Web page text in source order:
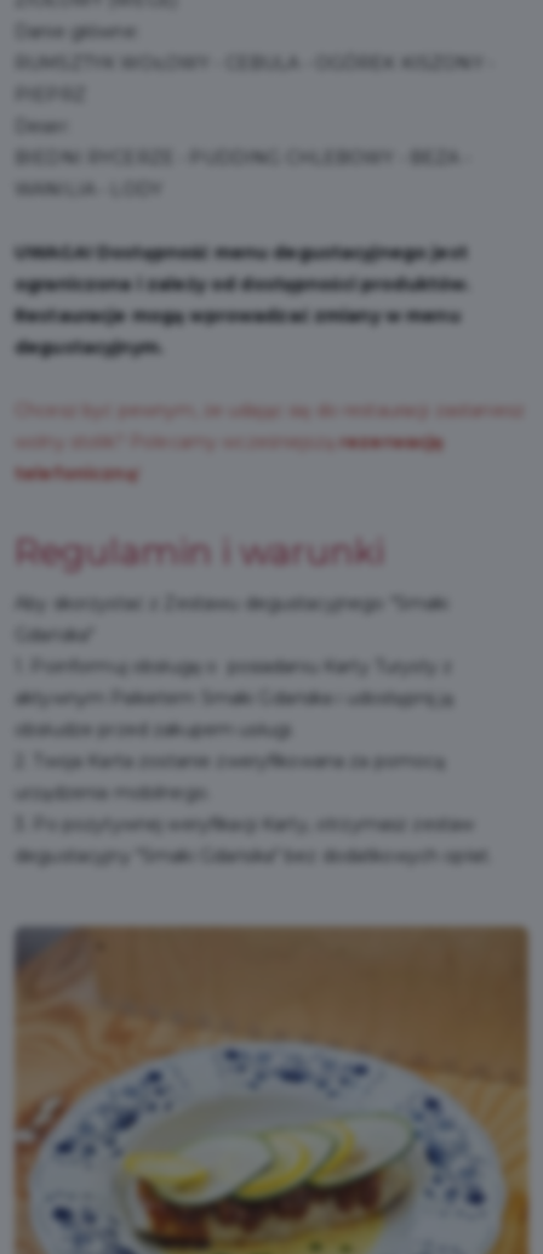
Danie główne:
Deser:
UWAGA! Dostępność menu degustacyjnego jest
ograniczona i zależy od dostępności produktów.
Restauracje mogą wprowadzać zmiany w menu
degustacyjnym.
rezerwację
telefoniczną
Regulamin i warunki
Aby skorzystać z Zestawu degustacyjnego "Smaki
Gdańska"
1. Poinformuj obsługę o posiadaniu Karty Turysty z
aktywnym Pakietem Smaki Gdańska i udostępnij ją
obsłudze przed zakupem usługi.
2. Twoja Karta zostanie zweryfikowana za pomocą
urządzenia mobilnego.
3. Po pozytywnej weryfikacji Karty, otrzymasz zestaw
degustacyjny "Smaki Gdańska" bez dodatkowych opłat.